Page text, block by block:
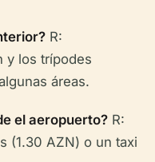
R:
y los trípodes
áreas.
el aeropuerto? R:
(1.30 AZN) o un taxi